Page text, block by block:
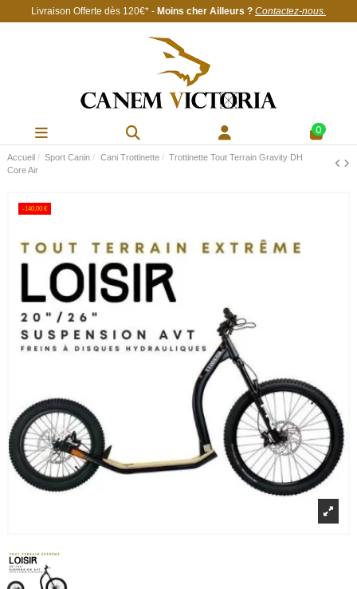
Livraison Offerte dès 120€* - Moins cher Ailleurs ? Contactez-nous.
0
Accueil Sport Canin Cani Trottinette
Trottinette Tout Terrain Gravity DH
Core Air
-140,00 €